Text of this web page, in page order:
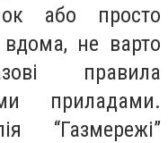
або просто
не варто
правила
приладами.
“Газмережі”